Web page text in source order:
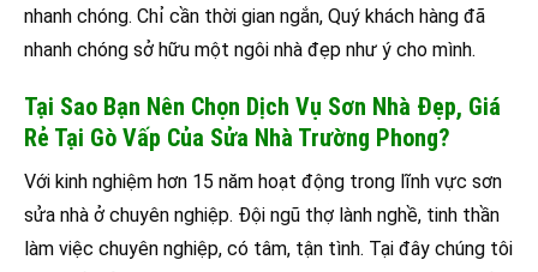
nhanh chóng. Chỉ cần thời gian ngắn, Quý khách hàng đã
nhanh chóng sở hữu một ngôi nhà đẹp như ý cho mình.
Tại Sao Bạn Nên Chọn Dịch Vụ Sơn Nhà Đẹp, Giá
Rẻ Tại Gò Vấp Của Sửa Nhà Trường Phong?
Với kinh nghiệm hơn 15 năm hoạt động trong lĩnh vực sơn
sửa nhà ở chuyên nghiệp. Đội ngũ thợ lành nghề, tinh thần
làm việc chuyên nghiệp, có tâm, tận tình. Tại đây chúng tôi